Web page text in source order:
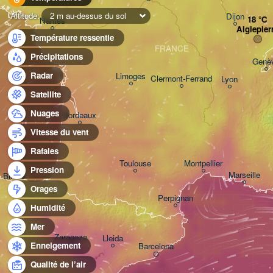
Altitude:
2 m au-dessus du sol
Température ressentie
Précipitations
Radar
Satellite
Nuages
Vitesse du vent
Rafales
Pression
Orages
Humidité
Mer
Enneigement
Qualité de l’air
Zaragoza
Bordeaux
Nantes
Bilbao
Barcelona
Lyon
Marseille
Montpellier
Perpignan
Dijon
Lleida
Clermont-Ferrand
Limoges
Toulouse
FRANCE